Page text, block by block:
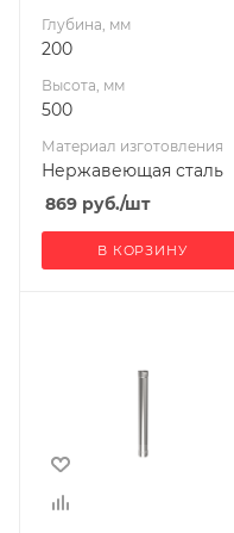
Глубина, мм
200
Высота, мм
500
Материал изготовления
Нержавеющая сталь
869 руб./шт
В КОРЗИНУ
500
Материал